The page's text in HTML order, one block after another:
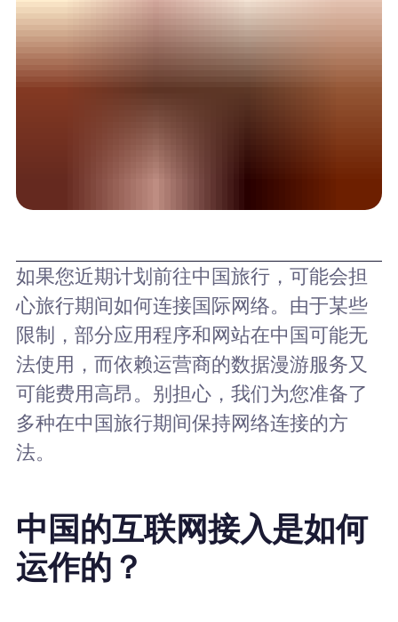
如果您近期计划前往中国旅行，可能会担
心旅行期间如何连接国际网络。由于某些
限制，部分应用程序和网站在中国可能无
法使用，而依赖运营商的数据漫游服务又
可能费用高昂。别担心，我们为您准备了
多种在中国旅行期间保持网络连接的方
法。
中国的互联网接入是如何
运作的？